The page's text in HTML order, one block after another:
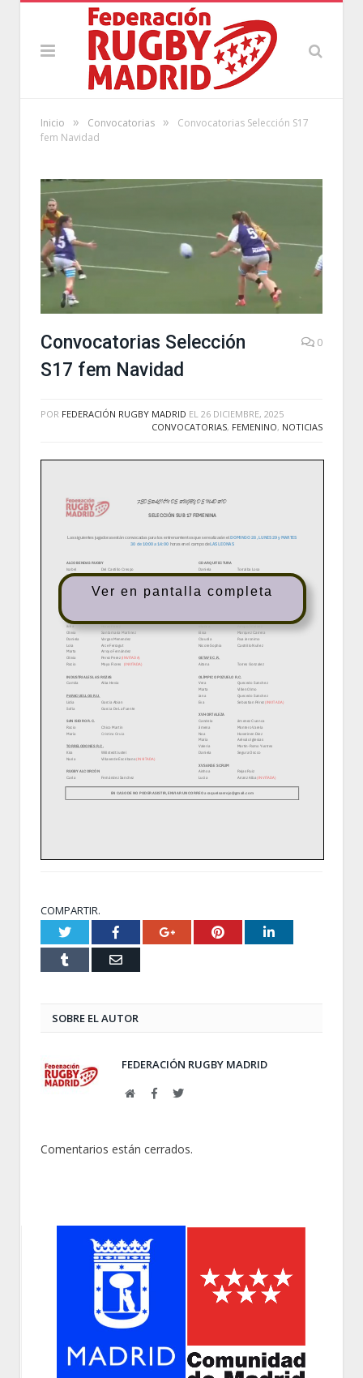
Inicio » Convocatorias »
Convocatorias Selección S17
fem Navidad
Convocatorias Selección
S17 fem Navidad
0
POR FEDERACIÓN RUGBY MADRID EL 26 DICIEMBRE, 2025
CONVOCATORIAS, FEMENINO, NOTICIAS
Ver en pantalla completa
COMPARTIR.
Twitter Facebook Google+ Pinterest LinkedIn
Email
SOBRE EL AUTOR
FEDERACIÓN RUGBY MADRID
WebFacebookTwitter
Comentarios están cerrados.